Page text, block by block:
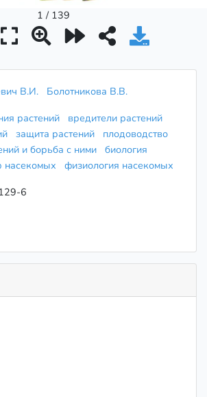
1 / 139
В.И.
Болотникова В.В.
растений
вредители растений
защита растений
плодоводство
и борьба с ними биология
насекомых
физиология насекомых
6